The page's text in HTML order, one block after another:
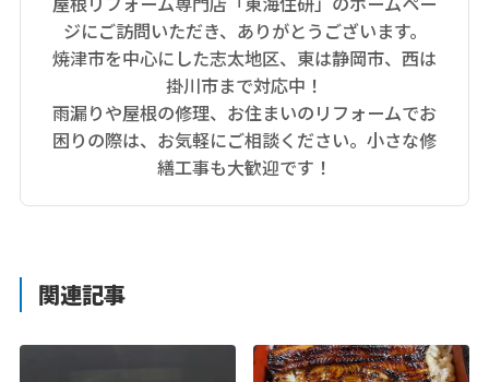
ジにご訪問いただき、ありがとうございます。
焼津市を中心にした志太地区、東は静岡市、西は
掛川市まで対応中！
雨漏りや屋根の修理、お住まいのリフォームでお
困りの際は、お気軽にご相談ください。小さな修
繕工事も大歓迎です！
関連記事